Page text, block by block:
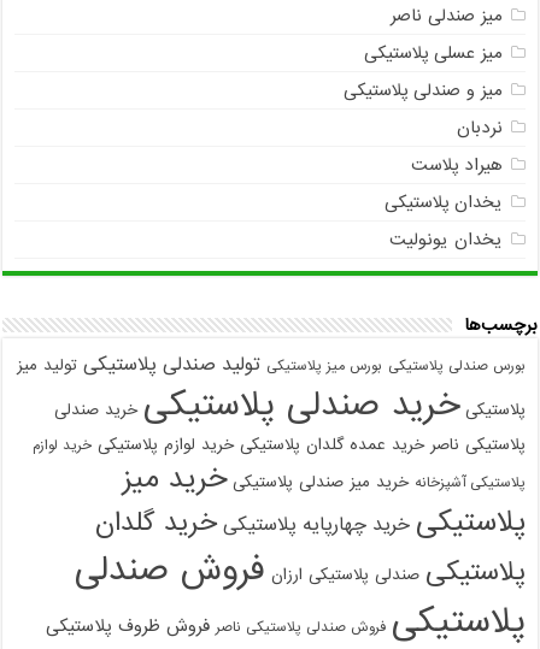
میز صندلی ناصر
میز عسلی پلاستیکی
میز و صندلی پلاستیکی
نردبان
هیراد پلاست
یخدان پلاستیکی
یخدان یونولیت
برچسب‌ها
بورس صندلی پلاستیکی بورس میز پلاستیکی تولید صندلی پلاستیکی تولید میز
پلاستیکی خرید صندلی پلاستیکی خرید صندلی
پلاستیکی ناصر خرید عمده گلدان پلاستیکی خرید لوازم پلاستیکی خرید لوازم
پلاستیکی آشپزخانه خرید میز صندلی پلاستیکی خرید میز
پلاستیکی خرید چهارپایه پلاستیکی خرید گلدان
پلاستیکی صندلی پلاستیکی ارزان فروش صندلی
پلاستیکی فروش صندلی پلاستیکی ناصر فروش ظروف پلاستیکی